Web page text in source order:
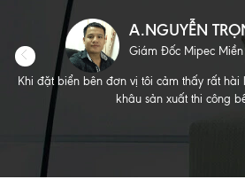
A.NGUYỄN
Giám Đốc Mipec Miền
Khi đặt biển bên đơn vị tôi cảm thấy rất hài
khâu sản xuất thi công